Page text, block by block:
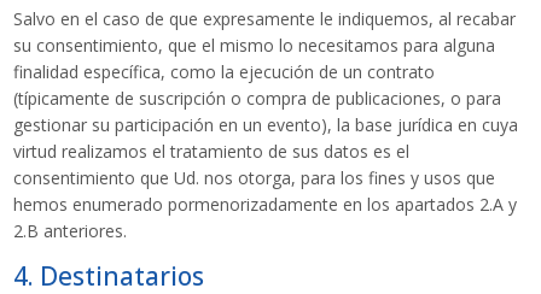
Salvo en el caso de que expresamente le indiquemos, al recabar
su consentimiento, que el mismo lo necesitamos para alguna
finalidad específica, como la ejecución de un contrato
(típicamente de suscripción o compra de publicaciones, o para
gestionar su participación en un evento), la base jurídica en cuya
virtud realizamos el tratamiento de sus datos es el
consentimiento que Ud. nos otorga, para los fines y usos que
hemos enumerado pormenorizadamente en los apartados 2.A y
2.B anteriores.
4. Destinatarios